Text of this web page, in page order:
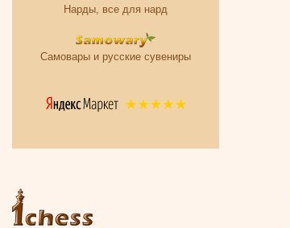
Нарды, все для нард
Самовары и русские сувениры